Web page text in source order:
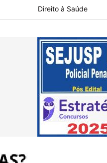
Direito à Saúde